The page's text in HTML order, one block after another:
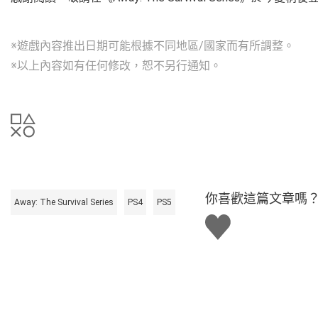
※遊戲內容推出日期可能根據不同地區/國家而有所調整。
※以上內容如有任何修改，恕不另行通知。
Away: The Survival Series PS4 PS5
你喜歡這篇文章嗎
讚